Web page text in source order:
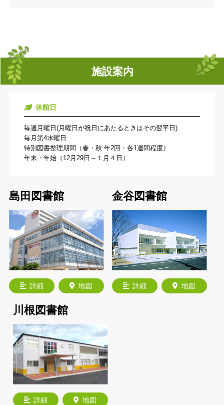
施設案内
休館日
毎週月曜日(月曜日が祝日にあたるときはその翌平日)
毎月第4水曜日
特別図書整理期間（春・秋 年2回・各1週間程度）
年末・年始（12月29日～１月４日）
詳細 地図
島田図書館
詳細 地図
金谷図書館
詳細 地図
川根図書館